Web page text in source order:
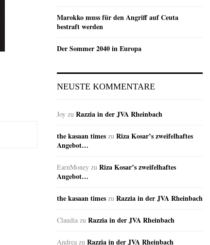
Marokko muss für den Angriff auf Ceuta
bestraft werden
Der Sommer 2040 in Europa
NEUSTE KOMMENTARE
Joy zu Razzia in der JVA Rheinbach
the kasaan times zu Riza Kosar’s zweifelhaftes
Angebot…
EarnMoney zu Riza Kosar’s zweifelhaftes
Angebot…
the kasaan times zu Razzia in der JVA Rheinbach
Claudia zu Razzia in der JVA Rheinbach
Andrea zu Razzia in der JVA Rheinbach